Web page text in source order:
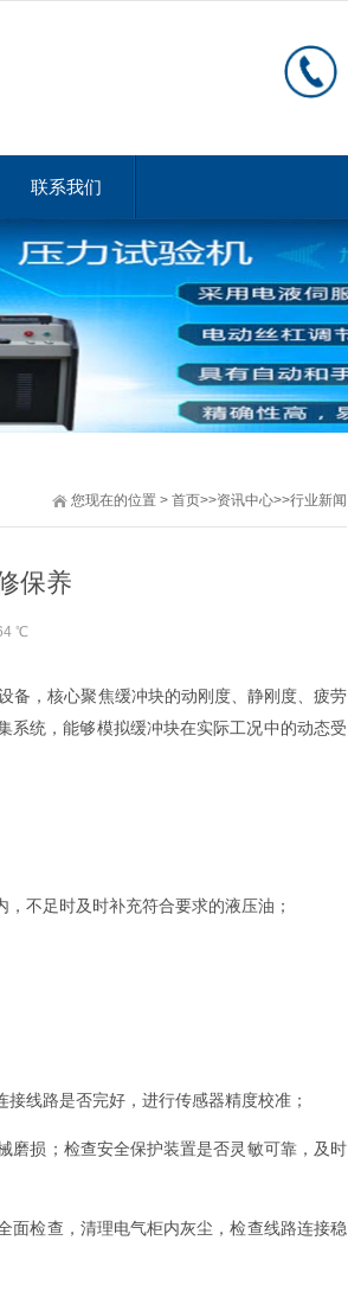
联系我们
您现在的位置 > 首页>>资讯中心>>行业新闻
保养
℃
备，核心聚焦缓冲块的动刚度、静刚度、疲劳
系统，能够模拟缓冲块在实际工况中的动态受
不足时及时补充符合要求的液压油；
线路是否完好，进行传感器精度校准；
磨损；检查安全保护装置是否灵敏可靠，及时
面检查，清理电气柜内灰尘，检查线路连接稳